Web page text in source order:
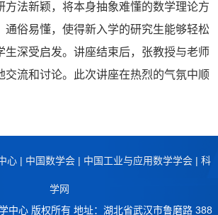
方法新颖，将本身抽象难懂的数学理论方
通俗易懂，使得新入学的研究生能够轻松
生深受启发。讲座结束后，张教授与老师
交流和讨论。此次讲座在热烈的气氛中顺
心 | 中国数学会 | 中国工业与应用数学学会 | 科
学网
中心 版权所有 地址：湖北省武汉市鲁磨路 388